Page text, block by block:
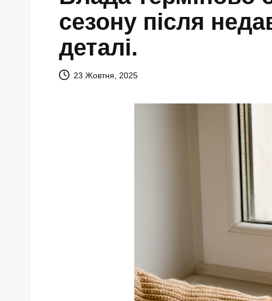
сезону після
деталі.
23 Жовтня, 2025